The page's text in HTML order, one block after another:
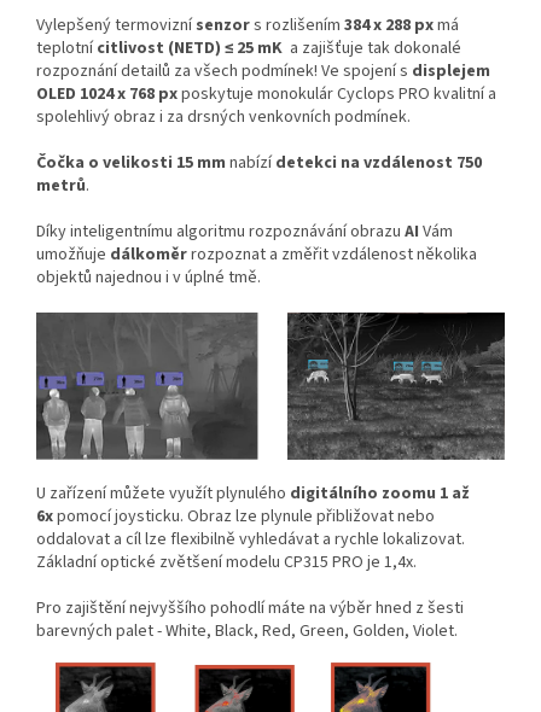
Vylepšený termoviznísenzors rozlišením 384 x 288 pxmá
teplotnícitlivost (NETD) ≤ 25 mK a zajišťuje tak dokonalé
rozpoznání detailů za všech podmínek! Ve spojení s displejem
OLED 1024 x 768 pxposkytuje monokulár Cyclops PRO kvalitní a
spolehlivý obraz i za drsných venkovních podmínek.
Čočka o velikosti 15 mm nabízídetekci na vzdálenost 750
metrů.
Díky inteligentnímu algoritmu rozpoznávání obrazu AI Vám
umožňuje dálkoměrrozpoznat a změřit vzdálenost několika
objektů najednou i v úplné tmě.
U zařízení můžete využít plynulého digitálního zoomu 1 až
6xpomocí joysticku. Obraz lze plynule přibližovat nebo
oddalovat a cíl lze flexibilně vyhledávat a rychle lokalizovat.
Základní optické zvětšení modelu CP315 PRO je 1,4x.
Pro zajištění nejvyššího pohodlí máte na výběr hned z šesti
barevných palet - White, Black, Red, Green, Golden, Violet.